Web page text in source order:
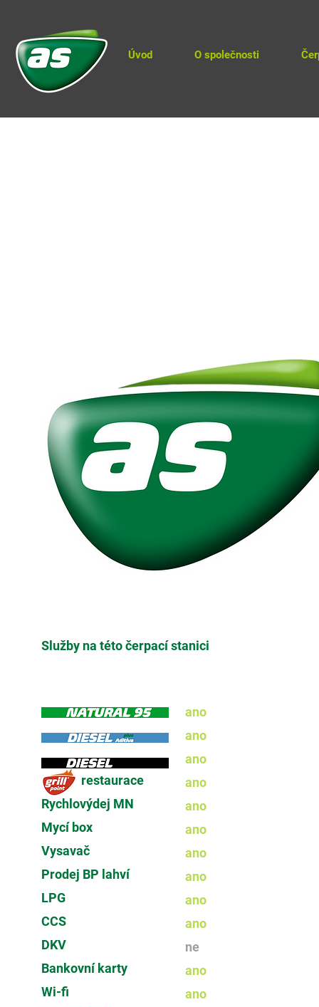
Úvod O společnosti
Služby na této čerpací stanici
restaurace
Rychlovýdej MN
Mycí box
Vysavač
Prodej BP lahví
LPG
CCS
DKV
Bankovní karty
Wi-fi
ano
ano
ano
ano
ano
ano
ano
ano
ano
ano
ne
ano
ano